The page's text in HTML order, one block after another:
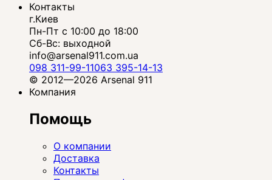
Контакты
г.Киев
Пн-Пт с 10:00 до 18:00
Сб-Вс: выходной
info@arsenal911.com.ua
098 311-99-11063 395-14-13
© 2012—2026 Arsenal 911
Компания
Помощь
О компании
Доставка
Контакты